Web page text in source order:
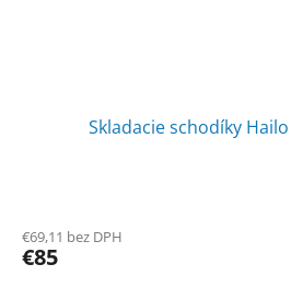
Skladacie schodíky
€69,11 bez DPH
€85